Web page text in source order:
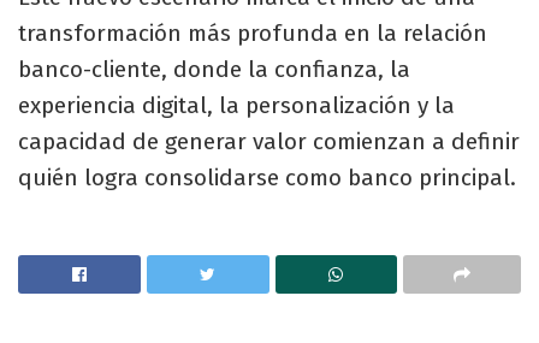
transformación más profunda en la relación
banco-cliente, donde la confianza, la
experiencia digital, la personalización y la
capacidad de generar valor comienzan a definir
quién logra consolidarse como banco principal.